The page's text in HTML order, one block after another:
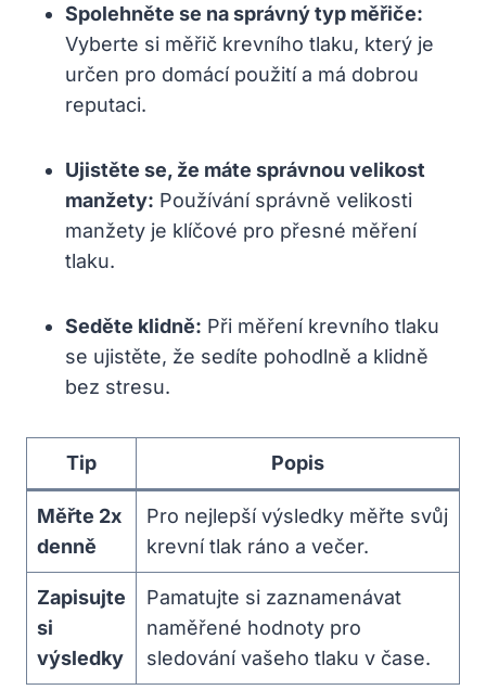
Spolehněte se na ‌správný typ měřiče:
Vyberte si měřič krevního tlaku, který je
určen pro domácí použití a má dobrou
reputaci.
Ujistěte se, že máte správnou velikost
manžety: Používání správně velikosti
manžety je klíčové pro přesné měření
tlaku.
Seděte klidně: Při měření krevního tlaku
se ujistěte, že sedíte pohodlně a klidně
bez stresu.
Tip Popis
Měřte 2x
denně
Pro nejlepší výsledky měřte svůj
krevní tlak ráno a ‍večer.
Zapisujte
si
výsledky
Pamatujte si zaznamenávat
naměřené ⁢hodnoty pro
sledování vašeho⁢ tlaku v⁤ čase.